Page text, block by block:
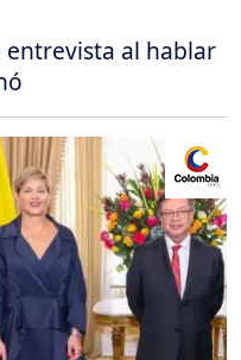
entrevista al hablar